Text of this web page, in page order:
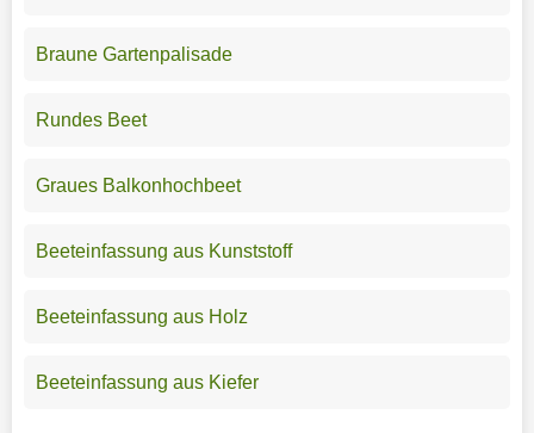
Braune Gartenpalisade
Rundes Beet
Graues Balkonhochbeet
Beeteinfassung aus Kunststoff
Beeteinfassung aus Holz
Beeteinfassung aus Kiefer